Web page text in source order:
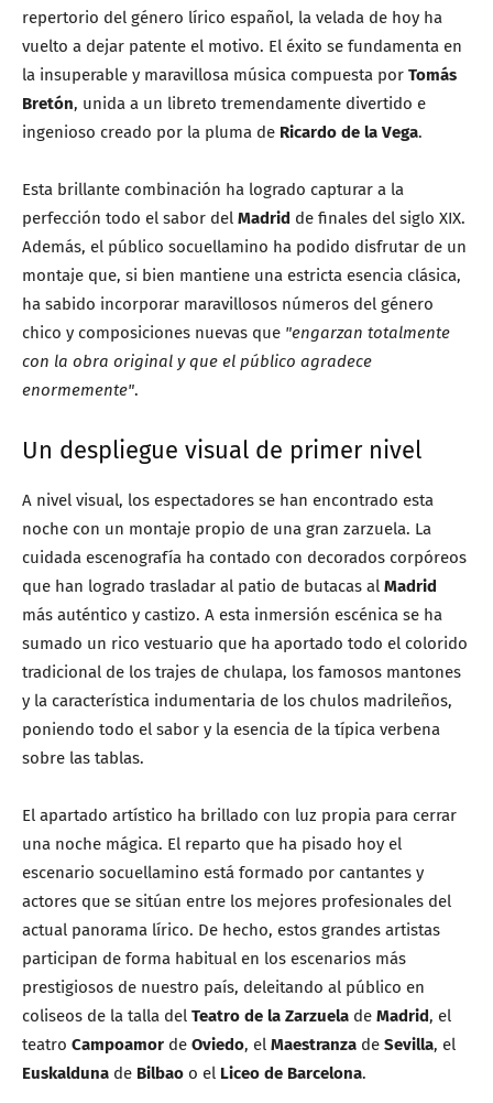
repertorio del género lírico español, la velada de hoy ha
vuelto a dejar patente el motivo. El éxito se fundamenta en
la insuperable y maravillosa música compuesta por Tomás
Bretón, unida a un libreto tremendamente divertido e
ingenioso creado por la pluma de Ricardo de la Vega.
Esta brillante combinación ha logrado capturar a la
perfección todo el sabor del Madrid de finales del siglo XIX.
Además, el público socuellamino ha podido disfrutar de un
montaje que, si bien mantiene una estricta esencia clásica,
ha sabido incorporar maravillosos números del género
chico y composiciones nuevas que "engarzan totalmente
con la obra original y que el público agradece
enormemente".
Un despliegue visual de primer nivel
A nivel visual, los espectadores se han encontrado esta
noche con un montaje propio de una gran zarzuela. La
cuidada escenografía ha contado con decorados corpóreos
que han logrado trasladar al patio de butacas al Madrid
más auténtico y castizo. A esta inmersión escénica se ha
sumado un rico vestuario que ha aportado todo el colorido
tradicional de los trajes de chulapa, los famosos mantones
y la característica indumentaria de los chulos madrileños,
poniendo todo el sabor y la esencia de la típica verbena
sobre las tablas.
El apartado artístico ha brillado con luz propia para cerrar
una noche mágica. El reparto que ha pisado hoy el
escenario socuellamino está formado por cantantes y
actores que se sitúan entre los mejores profesionales del
actual panorama lírico. De hecho, estos grandes artistas
participan de forma habitual en los escenarios más
prestigiosos de nuestro país, deleitando al público en
coliseos de la talla del Teatro de la Zarzuela de Madrid, el
teatro Campoamor de Oviedo, el Maestranza de Sevilla, el
Euskalduna de Bilbao o el Liceo de Barcelona.